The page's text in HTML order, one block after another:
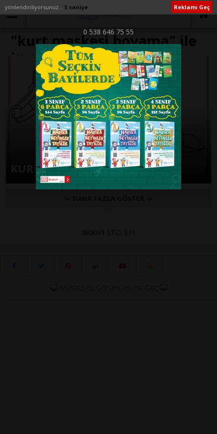
yönlendiriliyorsunuz... 5 saniye Reklamı Geç
0 538 646 75 55
"kurt maskesi boyama" ile
İlişikli yazılar
KURT BOYAMA SAYFALARI